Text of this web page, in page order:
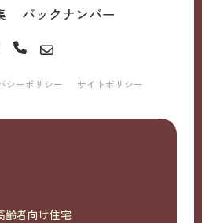
バックナンバー
シーポリシー サイトポリシー
齢者向け住宅